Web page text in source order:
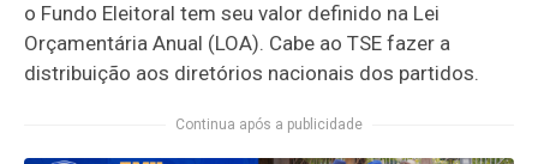
o Fundo Eleitoral tem seu valor definido na Lei
Orçamentária Anual (LOA). Cabe ao TSE fazer a
distribuição aos diretórios nacionais dos partidos.
Continua após a publicidade